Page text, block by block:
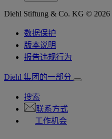
Diehl Stiftung & Co. KG © 2026
数据保护
版本说明
报告违规行为
Diehl 集团的一部分
搜索
联系方式
工作机会